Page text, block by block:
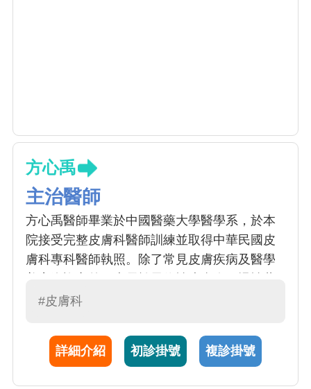
方心禹
主治醫師
方心禹醫師畢業於中國醫藥大學醫學系，於本
院接受完整皮膚科醫師訓練並取得中華民國皮
膚科專科醫師執照。除了常見皮膚疾病及醫學
麻疹及乾癬治療，包含傳統藥物、照光及生物
相關皮膚副作用之處理。
#皮膚科
詳細介紹 初診掛號 複診掛號